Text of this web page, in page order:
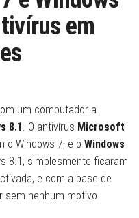
em
um computador a
8.1. O antivírus Microsoft
o Windows 7, e o Windows
8.1, simplesmente ficaram
e com a base de
sem nenhum motivo